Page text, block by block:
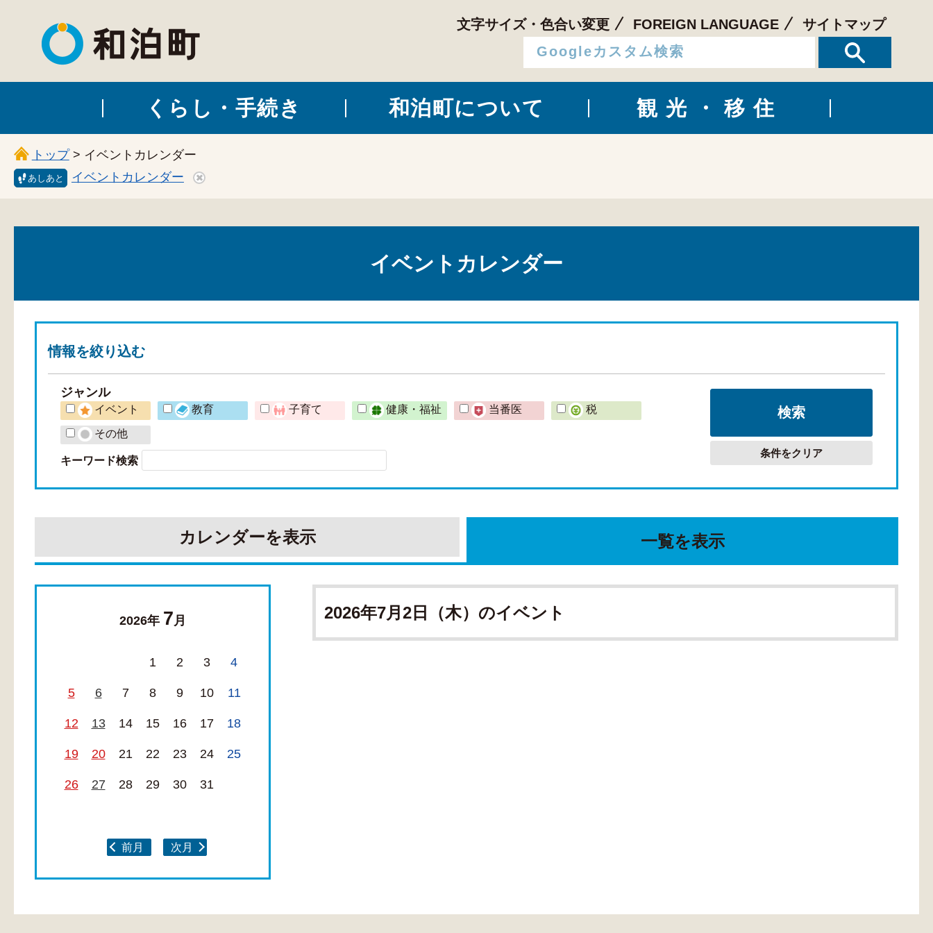
和泊町
文字サイズ・色合い変更 FOREIGN LANGUAGE サイトマップ
くらし・手続き 和泊町について 観光・移住
トップ> イベントカレンダー
あしあと イベントカレンダー
イベントカレンダー
情報を絞り込む
ジャンル
イベント 教育 子育て 健康・福祉 当番医
税
その他
キーワード検索
条件をクリア
カレンダーを表示 一覧を表示
2026年 7月
1 2 3 4
5 6 7 8 9 10 11
12 13 14 15 16 17 18
19 20 21 22 23 24 25
26 27 28 29 30 31
前月 次月
2026年7月2日（木）のイベント